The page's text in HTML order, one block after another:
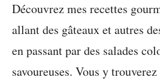
Découvrez mes recettes
allant des gâteaux et autres
en passant par des salades
savoureuses. Vous y